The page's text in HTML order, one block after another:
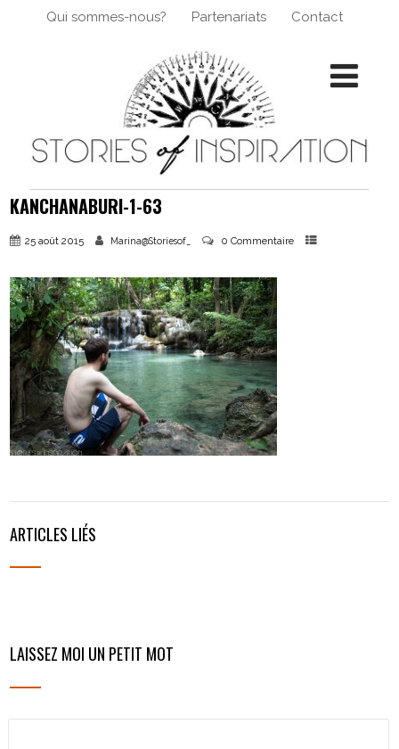
Qui sommes-nous? Partenariats Contact
KANCHANABURI-1-63
25 août 2015 Marina@Storiesof_ 0 Commentaire
ARTICLES LIÉS
LAISSEZ MOI UN PETIT MOT